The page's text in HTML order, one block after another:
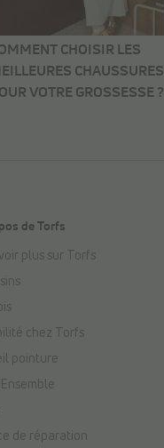
CHOISIR LES
CHAUSSURES
VOTRE GROSSESSE ?
de Torfs
plus sur Torfs
chez Torfs
pointure
Ensemble
de réparation